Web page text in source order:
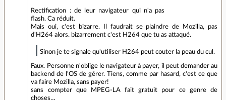
Rectification : de leur navigateur qui n'a pas
flash. Ca réduit.
Mais oui, c'est bizarre. Il faudrait se plaindre de Mozilla, pas
d'H264 alors. bizarrement c'est H264 que tu as attaqué.
Sinon je te signale qu'utiliser H264 peut couter la peau du cul.
Faux. Personne n'oblige le navigateur à payer, il peut demander au
backend de l'OS de gérer. Tiens, comme par hasard, c'est ce que
va faire Mozilla, sans payer!
sans compter que MPEG-LA fait gratuit pour ce genre de
choses…